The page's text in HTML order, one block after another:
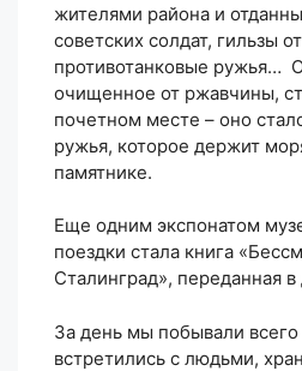
жителями района и
советских солдат, гильзы
противотанковые ружья…
очищенное от ржавчины,
почетном месте – оно
ружья, которое держит
памятнике.
Еще одним экспонатом
поездки стала книга
Сталинград», переданная
За день мы побывали всего
встретились с людьми,